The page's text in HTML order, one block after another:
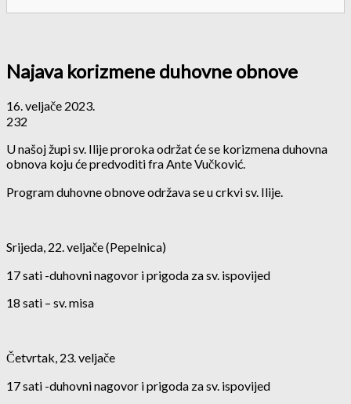
Najava korizmene duhovne obnove
16. veljače 2023.
232
U našoj župi sv. Ilije proroka održat će se korizmena duhovna
obnova koju će predvoditi fra Ante Vučković.
Program duhovne obnove održava se u crkvi sv. Ilije.
Srijeda, 22. veljače (Pepelnica)
17 sati -duhovni nagovor i prigoda za sv. ispovijed
18 sati – sv. misa
Četvrtak, 23. veljače
17 sati -duhovni nagovor i prigoda za sv. ispovijed